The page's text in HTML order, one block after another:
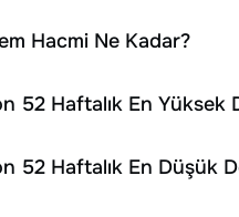
Hacmi Ne Kadar?
52 Haftalık En Yüksek
52 Haftalık En Düşük